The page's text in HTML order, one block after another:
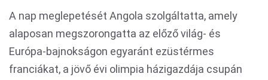
A nap meglepetését Angola szolgáltatta, amely
alaposan megszorongatta az előző világ- és
Európa-bajnokságon egyaránt ezüstérmes
franciákat, a jövő évi olimpia házigazdája csupán